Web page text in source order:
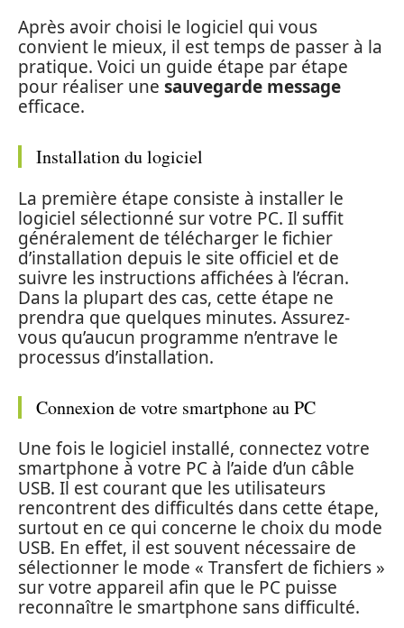
Après avoir choisi le logiciel qui vous
convient le mieux, il est temps de passer à la
pratique. Voici un guide étape par étape
pour réaliser une sauvegarde message
efficace.
Installation du logiciel
La première étape consiste à installer le
logiciel sélectionné sur votre PC. Il suffit
généralement de télécharger le fichier
d’installation depuis le site officiel et de
suivre les instructions affichées à l’écran.
Dans la plupart des cas, cette étape ne
prendra que quelques minutes. Assurez-
vous qu’aucun programme n’entrave le
processus d’installation.
Connexion de votre smartphone au PC
Une fois le logiciel installé, connectez votre
smartphone à votre PC à l’aide d’un câble
USB. Il est courant que les utilisateurs
rencontrent des difficultés dans cette étape,
surtout en ce qui concerne le choix du mode
USB. En effet, il est souvent nécessaire de
sélectionner le mode « Transfert de fichiers »
sur votre appareil afin que le PC puisse
reconnaître le smartphone sans difficulté.